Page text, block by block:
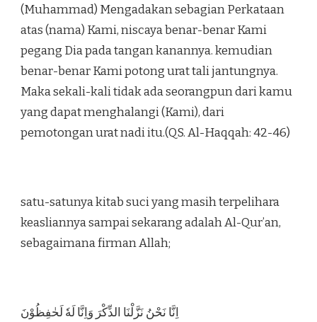
(Muhammad) Mengadakan sebagian Perkataan
atas (nama) Kami, niscaya benar-benar Kami
pegang Dia pada tangan kanannya. kemudian
benar-benar Kami potong urat tali jantungnya.
Maka sekali-kali tidak ada seorangpun dari kamu
yang dapat menghalangi (Kami), dari
pemotongan urat nadi itu.(QS. Al-Haqqah: 42-46)
satu-satunya kitab suci yang masih terpelihara
keasliannya sampai sekarang adalah Al-Qur’an,
sebagaimana firman Allah;
اِنَّا نَحْنُ نَزَّلْنَا الذِّكْرَ وَاِنَّا لَهٗ لَحٰفِظُوْنَ